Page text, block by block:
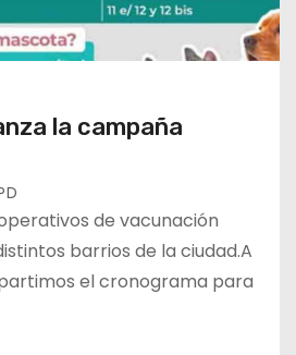
la campaña
de vacunación
barrios de la ciudad.A
el cronograma para